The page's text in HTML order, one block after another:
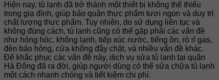
Hiện nay, tủ lạnh đã trở thành một thiết bị không thể thiếu
trong gia đình, giúp bảo quản thực phẩm tươi ngon và duy trì
chất lượng thực phẩm. Tuy nhiên, do sử dụng liên tục và
không đúng cách, tủ lạnh cũng có thể gặp phải các vấn đề
như hỏng hóc, không lạnh, tiếp xúc nước, tiếng ồn, rò rỉ gas,
đèn báo hỏng, cửa không đậy chặt, và nhiều vấn đề khác.
Để khắc phục các vấn đề này, dịch vụ sửa tủ lạnh tại quận
Hà Đông đã ra đời, giúp người dùng có thể sửa chữa tủ lạnh
một cách nhanh chóng và tiết kiệm chi phí.